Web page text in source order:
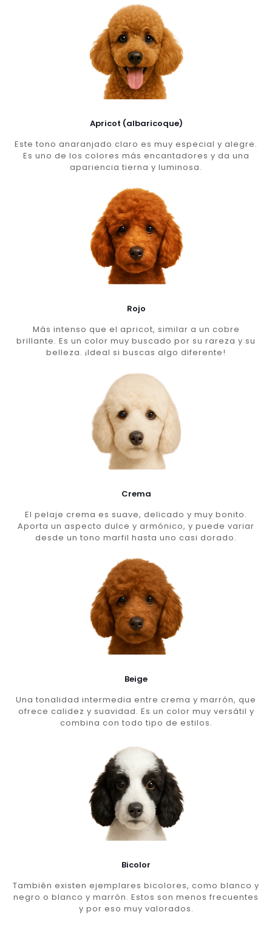
Apricot (albaricoque)
Este tono anaranjado claro es muy especial y alegre.
Es uno de los colores más encantadores y da una
apariencia tierna y luminosa.
Rojo
Más intenso que el apricot, similar a un cobre
brillante. Es un color muy buscado por su rareza y su
belleza. ¡Ideal si buscas algo diferente!
Crema
El pelaje crema es suave, delicado y muy bonito.
Aporta un aspecto dulce y armónico, y puede variar
desde un tono marfil hasta uno casi dorado.
Beige
Una tonalidad intermedia entre crema y marrón, que
ofrece calidez y suavidad. Es un color muy versátil y
combina con todo tipo de estilos.
Bicolor
También existen ejemplares bicolores, como blanco y
negro o blanco y marrón. Estos son menos frecuentes
y por eso muy valorados.